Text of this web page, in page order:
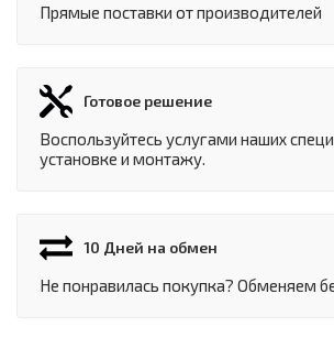
Прямые поставки от производителей
Готовое решение
Воспользуйтесь услугами наших
установке и монтажу.
10 Дней на обмен
Не понравилась покупка? Обменяем